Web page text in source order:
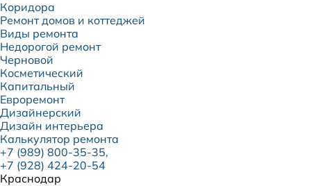
Коридора
Ремонт домов и коттеджей
Виды ремонта
Недорогой ремонт
Черновой
Косметический
Капитальный
Евроремонт
Дизайнерский
Дизайн интерьера
Калькулятор ремонта
+7 (989) 800-35-35,
+7 (928) 424-20-54
Краснодар